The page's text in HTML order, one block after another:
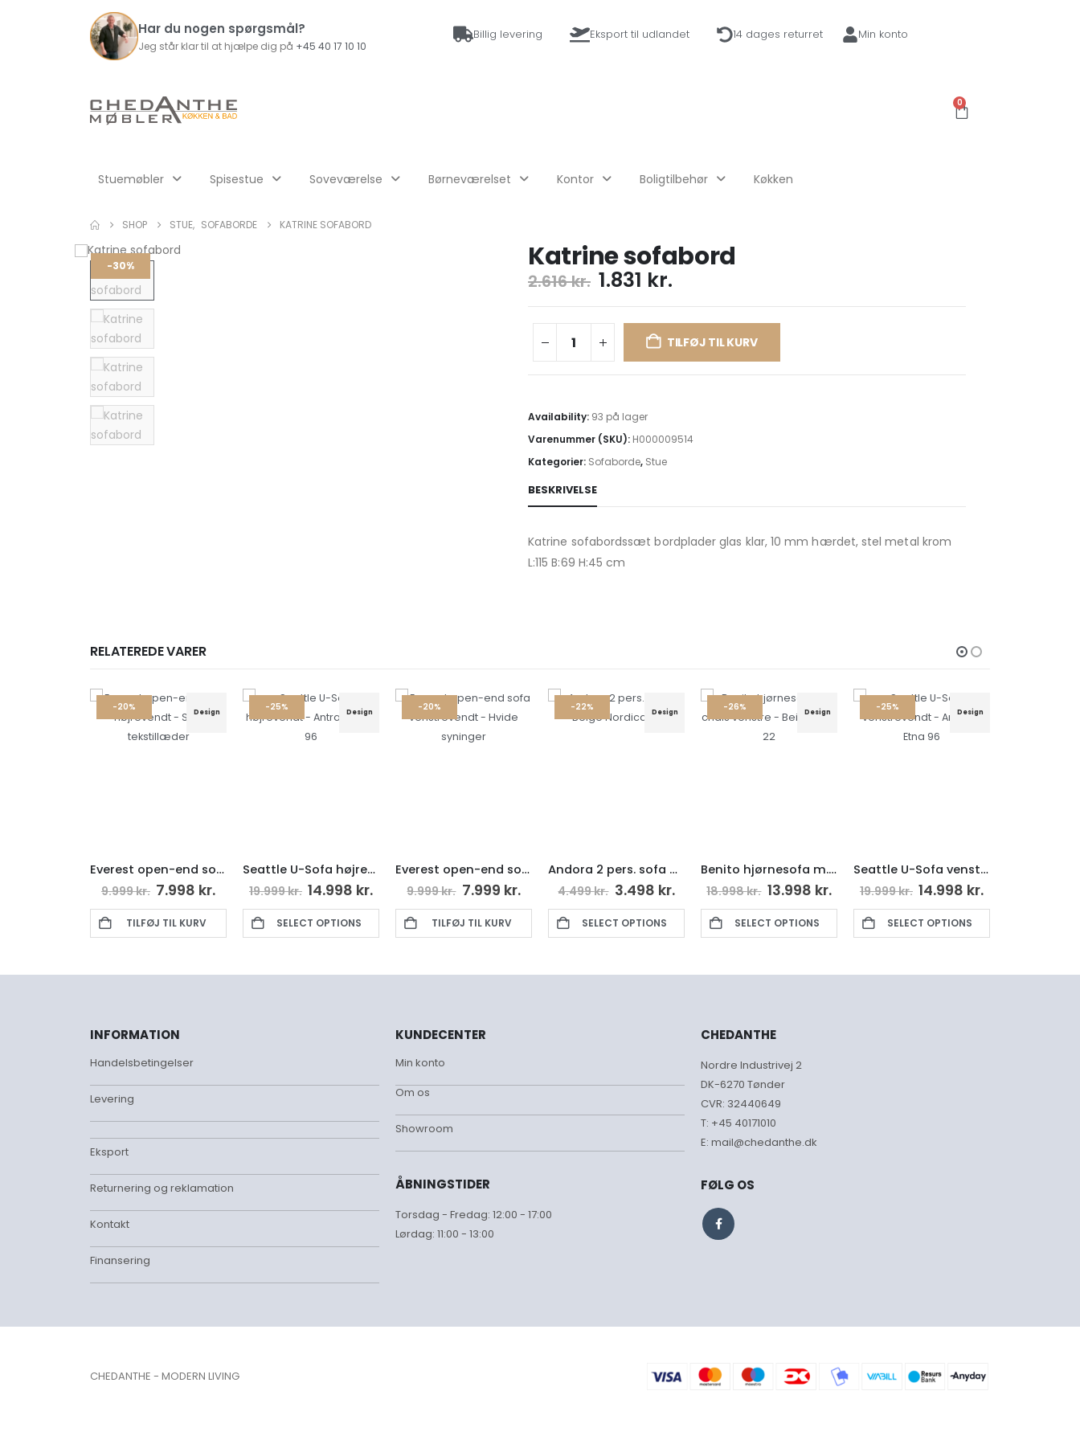
Har du nogen spørgsmål?
Jeg står klar til at hjælpe dig på +45 40 17 10 10
Billig levering Eksport til udlandet 14 dages returret Min konto
0
Stuemøbler Spisestue Soveværelse Børneværelset Kontor Boligtilbehør Køkken
SHOP STUE, SOFABORDE KATRINE SOFABORD
-30% Katrine sofabord
2.616kr. 1.831 kr.
TILFØJ TIL KURV
Availability: 93 på lager
Varenummer (SKU): H000009514
Kategorier: Sofaborde, Stue
BESKRIVELSE
Katrine sofabordssæt bordplader glas klar, 10 mm hærdet, stel metal krom
L:115 B:69 H:45 cm
RELATEREDE VARER
Design
Everest open-end sofa højrevendt – Sort tekstillæder
7.998kr.
TILFØJ TIL KURV
-25% Design
Seattle U-Sofa højrevendt – Antracit Etna 96
19.999
14.998kr.
SELECT OPTIONS
-20%
Everest open-end sofa venstrevendt – Hvide syninger
9.999
7.999kr.
TILFØJ TIL KURV
Design
Andora 2 pers. sofa – Beige Nordica 07
4.499
3.498kr.
SELECT OPTIONS
-26% Design
Benito hjørnesofa m. chais venstre – Beige Inari 22
18.998
13.998kr.
SELECT OPTIONS
-25% Design
Seattle U-Sofa venstrevendt – Antracit Etna 96
19.999kr. 14.998kr.
SELECT OPTIONS
449
INFORMATION
Handelsbetingelser
Levering
Eksport
Returnering og reklamation
Kontakt
Finansering
KUNDECENTER
Min konto
Om os
Showroom
ÅBNINGSTIDER
Torsdag - Fredag: 12:00 - 17:00
Lørdag: 11:00 - 13:00
CHEDANTHE
Nordre Industrivej 2
DK-6270 Tønder
CVR: 32440649
T: +45 40171010
E: mail@chedanthe.dk
FØLG OS
CHEDANTHE - MODERN LIVING